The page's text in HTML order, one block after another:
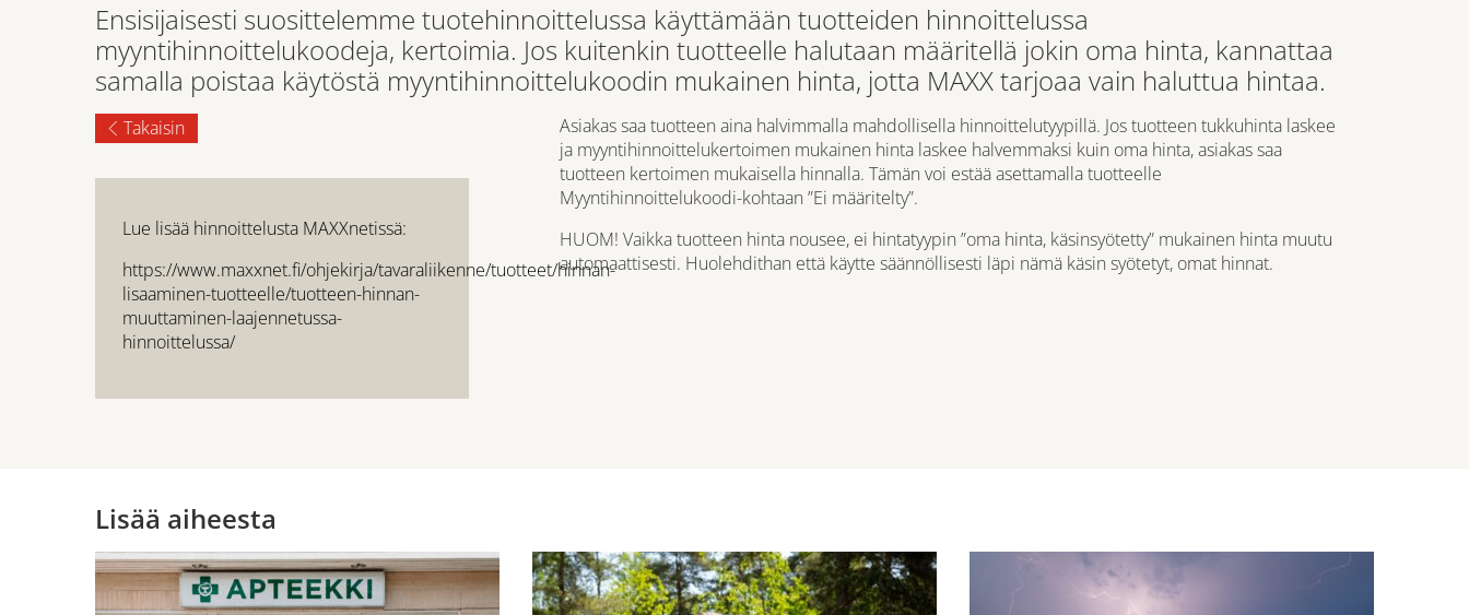
Ensisijaisesti suosittelemme tuotehinnoittelussa käyttämään tuotteiden hinnoittelussa
myyntihinnoittelukoodeja, kertoimia. Jos kuitenkin tuotteelle halutaan määritellä jokin oma hinta, kannattaa
samalla poistaa käytöstä myyntihinnoittelukoodin mukainen hinta, jotta MAXX tarjoaa vain haluttua hintaa.
Takaisin
Lue lisää hinnoittelusta MAXXnetissä:
https://www.maxxnet.fi/ohjekirja/tavaraliikenne/tuotteet/hinnan-
lisaaminen-tuotteelle/tuotteen-hinnan-
muuttaminen-laajennetussa-
hinnoittelussa/
Asiakas saa tuotteen aina halvimmalla mahdollisella hinnoittelutyypillä. Jos tuotteen tukkuhinta laskee
ja myyntihinnoittelukertoimen mukainen hinta laskee halvemmaksi kuin oma hinta, asiakas saa
tuotteen kertoimen mukaisella hinnalla. Tämän voi estää asettamalla tuotteelle
Myyntihinnoittelukoodi-kohtaan ”Ei määritelty”.
HUOM! Vaikka tuotteen hinta nousee, ei hintatyypin ”oma hinta, käsinsyötetty” mukainen hinta muutu
automaattisesti. Huolehdithan että käytte säännöllisesti läpi nämä käsin syötetyt, omat hinnat.
Lisää aiheesta